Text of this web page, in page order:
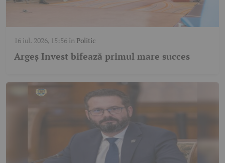
16 iul. 2026, 15:56în Politic
Argeș Invest bifează primul mare succes